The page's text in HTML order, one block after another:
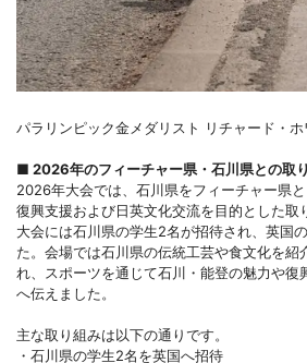
パラリンピック金メダリスト リチャード・
■ 2026年のフィーチャー県・石川県との取
2026年大会では、石川県をフィーチャー県
復興支援および日英文化交流を目的とした取
大会には石川県の学生2名が招待され、英国
た。会場では石川県の伝統工芸や食文化を紹
れ、スポーツを通じて石川・能登の魅力や復
へ伝えました。
主な取り組みは以下の通りです。
・石川県の学生2名を英国へ招待